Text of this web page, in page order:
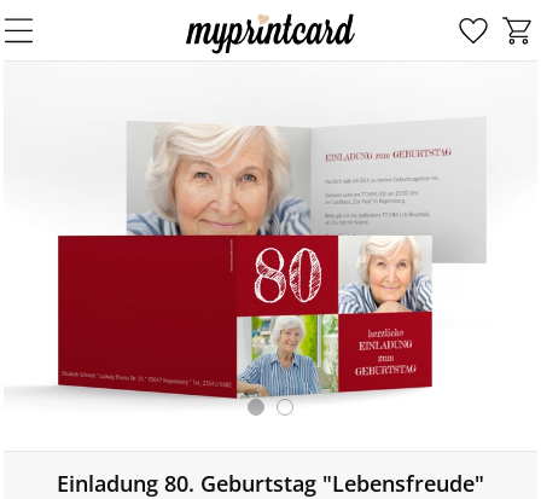
Einladung 80. Geburtstag "Lebensfreude"